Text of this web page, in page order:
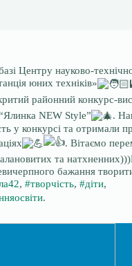
Центру науково-
юних техніків»
районний конкурс-
NEW Style”
.
у конкурсі та отримали
. Вітаємо
та
бажання
, #творчість, #діти,
.